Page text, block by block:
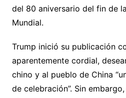
del 80 aniversario del fin de
Mundial.
Trump inició su publicación
aparentemente cordial,
chino y al pueblo de China
de celebración”. Sin